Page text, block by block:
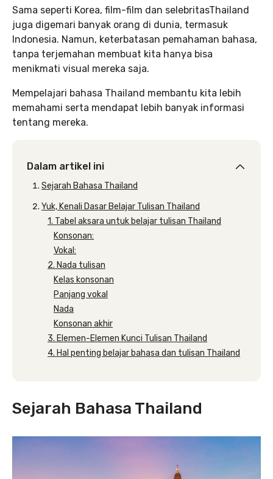
Sama seperti Korea, film-film dan selebritasThailand
juga digemari banyak orang di dunia, termasuk
Indonesia. Namun, keterbatasan pemahaman bahasa,
tanpa terjemahan membuat kita hanya bisa
menikmati visual mereka saja.
Mempelajari bahasa Thailand membantu kita lebih
memahami serta mendapat lebih banyak informasi
tentang mereka.
Dalam artikel ini
Sejarah Bahasa Thailand
Yuk, Kenali Dasar Belajar Tulisan Thailand
1. Tabel aksara untuk belajar tulisan Thailand
Konsonan:
Vokal:
2. Nada tulisan
Kelas konsonan
Panjang vokal
Nada
Konsonan akhir
3. Elemen-Elemen Kunci Tulisan Thailand
4. Hal penting belajar bahasa dan tulisan Thailand
Sejarah Bahasa Thailand